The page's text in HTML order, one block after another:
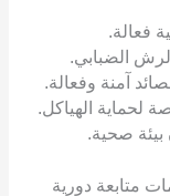
فعالة.
الضبابي.
آمنة وفعالة.
لحماية الهياكل.
صحية.
متابعة دورية